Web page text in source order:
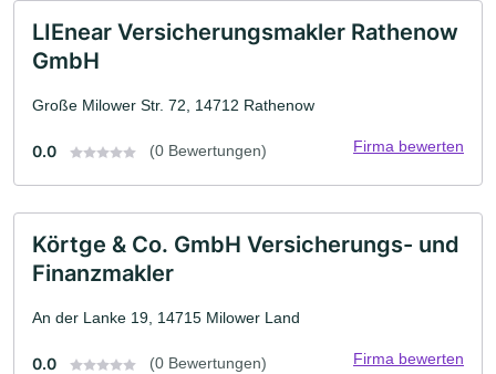
LIEnear Versicherungsmakler Rathenow
GmbH
Große Milower Str. 72, 14712 Rathenow
0.0 (0 Bewertungen) Firma bewerten
Körtge & Co. GmbH Versicherungs- und
Finanzmakler
An der Lanke 19, 14715 Milower Land
0.0 (0 Bewertungen) Firma bewerten